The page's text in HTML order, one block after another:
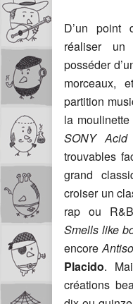
D’un point
réaliser
posséder
morceaux,
partition
la
SONY Acid
trouvables
grand
croiser un
rap ou
Smells like
encore
Placido.
créations